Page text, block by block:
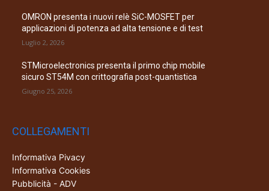
OMRON presenta i nuovi relè SiC-MOSFET per
applicazioni di potenza ad alta tensione e di test
Luglio 2, 2026
STMicroelectronics presenta il primo chip mobile
sicuro ST54M con crittografia post-quantistica
Giugno 25, 2026
COLLEGAMENTI
Informativa Pivacy
Informativa Cookies
Pubblicità - ADV